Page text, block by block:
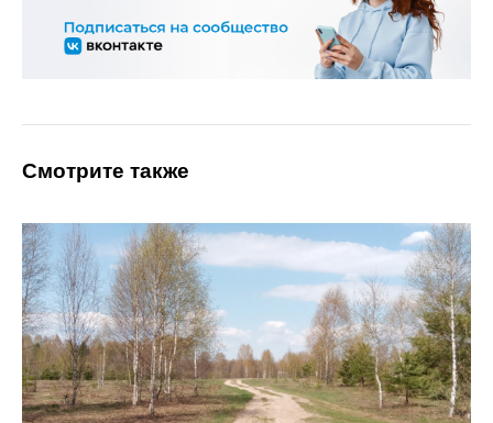
Смотрите также